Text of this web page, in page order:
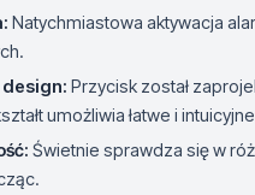
Natychmiastowa aktywacja
Przycisk został
umożliwia łatwe i
Świetnie sprawdza się w